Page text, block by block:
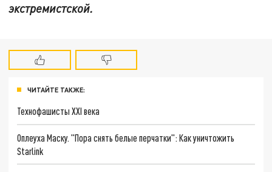
экстремистской.
ЧИТАЙТЕ ТАКЖЕ:
Технофашисты XXI века
Оплеуха Маску. "Пора снять белые перчатки": Как уничтожить
Starlink